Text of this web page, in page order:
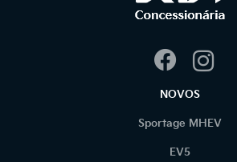
NOVOS
Sportage MHEV
EV5